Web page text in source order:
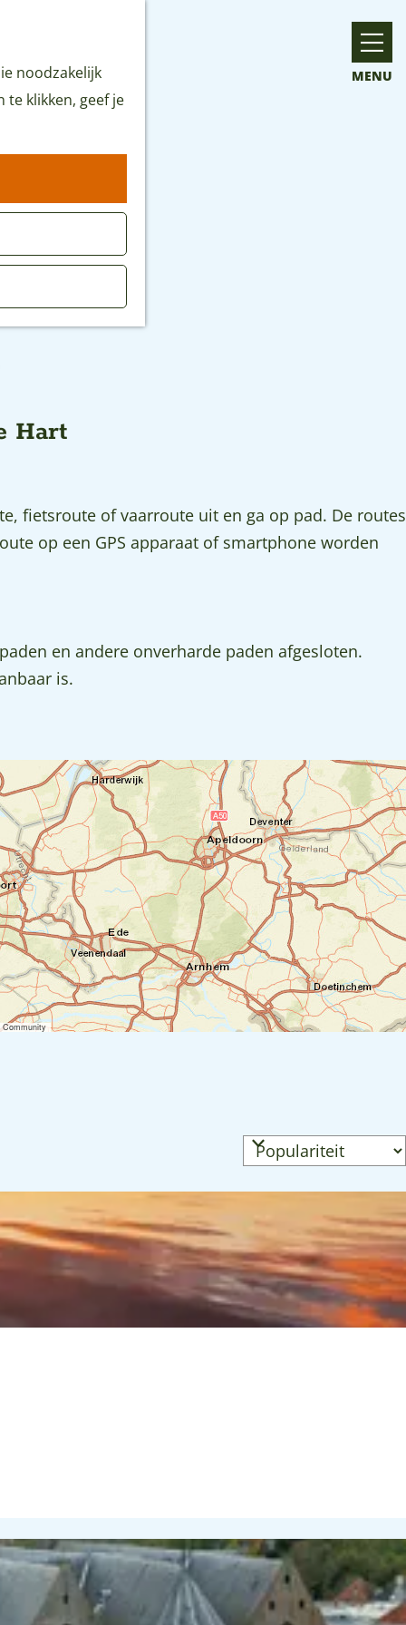
noodzakelijk
klikken, geef je
MENU
Hart
fietsroute of vaarroute uit en ga op pad. De routes
op een GPS apparaat of smartphone worden
en andere onverharde paden afgesloten.
is.
Community